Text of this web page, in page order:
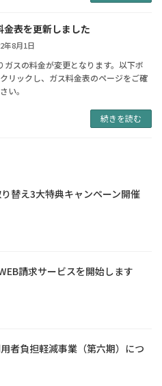
金表を更新しました
年8月1日
ガスの料金が変更となります。以下ボ
リックし、ガス料金表のページをご確
い。
続きを読む
替え3大特典キャンペーン開催
請求サービスを開始します
者負担軽減事業（第六期）につ